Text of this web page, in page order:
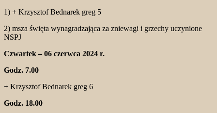
1) + Krzysztof Bednarek greg 5
2) msza święta wynagradzająca za zniewagi i grzechy uczynione
NSPJ
Czwartek – 06 czerwca 2024 r.
Godz. 7.00
+ Krzysztof Bednarek greg 6
Godz. 18.00